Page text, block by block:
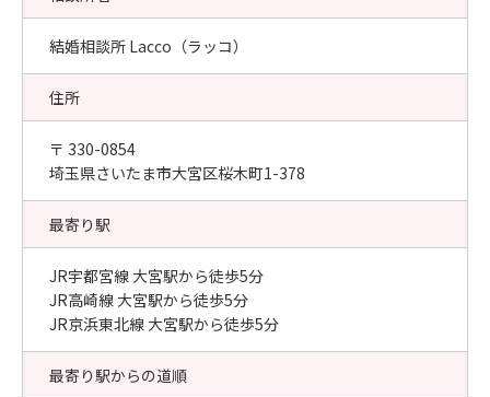
結婚相談所 Lacco（ラッコ）
住所
〒 330-0854
埼玉県さいたま市大宮区桜木町1-378
最寄り駅
JR宇都宮線 大宮駅から徒歩5分
JR高崎線 大宮駅から徒歩5分
JR京浜東北線 大宮駅から徒歩5分
最寄り駅からの道順